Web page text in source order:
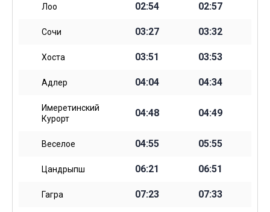
Лоо 02:54 02:57
Сочи 03:27 03:32
Хоста 03:51 03:53
Адлер 04:04 04:34
Имеретинский
Курорт
04:48 04:49
Веселое 04:55 05:55
Цандрыпш 06:21 06:51
Гагра 07:23 07:33